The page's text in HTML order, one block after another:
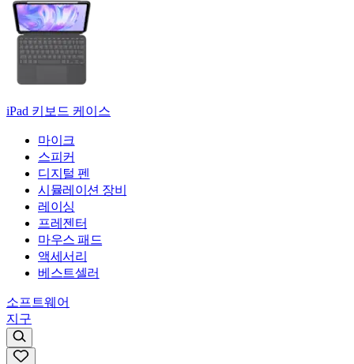
iPad 키보드 케이스
마이크
스피커
디지털 펜
시뮬레이션 장비
레이싱
프레젠터
마우스 패드
액세서리
베스트셀러
소프트웨어
지구